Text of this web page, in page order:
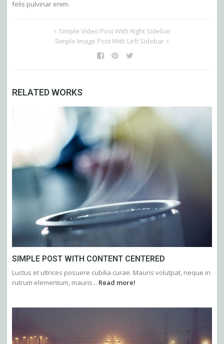
felis pulvinar enim.
Simple Video Post With Right Sidebar
Simple Image Post With Left Sidebar
RELATED WORKS
SIMPLE POST WITH CONTENT CENTERED
Luctus et ultrices posuere cubilia curae. Mauris volutpat, neque in
rutrum elementum, mauris... Read more!